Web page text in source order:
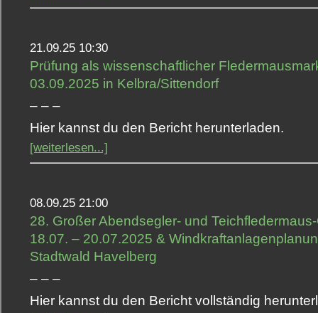
21.09.25 10:30
Prüfung als wissenschaftlicher
03.09.2025 in Kelbra/Sittendorf
– – –
Hier kannst du den Bericht herunterladen.
[weiterlesen...]
08.09.25 21:00
28. Großer Abendsegler- und
18.07. – 20.07.2025 &
Stadtwald Havelberg
– – –
Hier kannst du den Bericht vollständig